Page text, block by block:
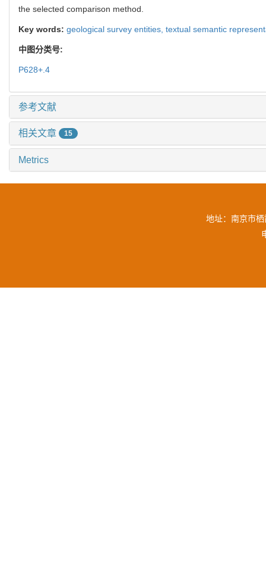
the selected comparison method.
Key words: geological survey entities, textual semantic
中图分类号:
P628+.4
参考文献
相关文章 15
Metrics
地址：南京市